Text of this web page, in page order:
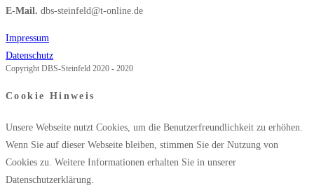
E-Mail. dbs-steinfeld@t-online.de
Impressum
Datenschutz
Copyright DBS-Steinfeld 2020 - 2020
Cookie Hinweis
Unsere Webseite nutzt Cookies, um die Benutzerfreundlichkeit zu erhöhen.
Wenn Sie auf dieser Webseite bleiben, stimmen Sie der Nutzung von
Cookies zu. Weitere Informationen erhalten Sie in unserer
Datenschutzerklärung.